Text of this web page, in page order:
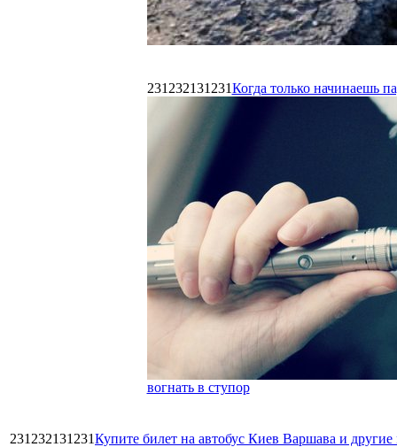
231232131231Когда только начинаешь
вогнать в ступор
231232131231Купите билет на автобус Киев Варшава и